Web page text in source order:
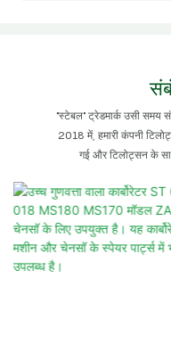
"स्टेबल" ट्रेडमार्क उसी समय
2018 में, हमारी कंपनी
गई और टिलोट्सन के